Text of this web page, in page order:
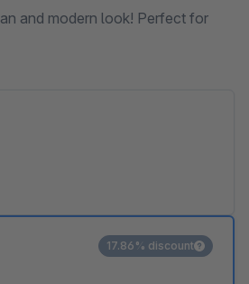
and modern look! Perfect for
17.86% discount